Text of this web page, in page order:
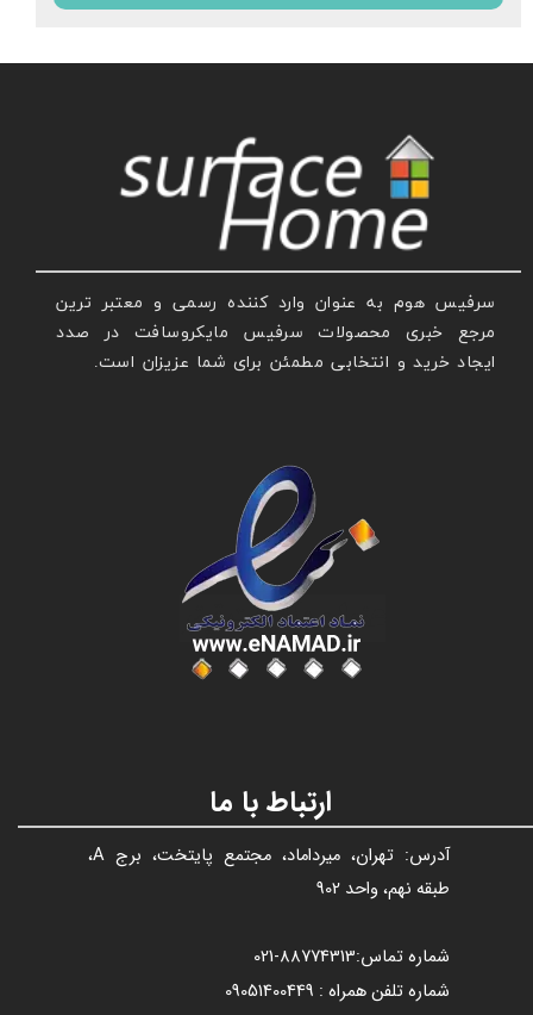
سرفیس هوم به عنوان وارد کننده رسمی و معتبر ترین
مرجع خبری محصولات سرفیس مایکروسافت در صدد
ایجاد خرید و انتخابی مطمئن برای شما عزیزان است.
عنوان با فونت تیتر
آدرس: تهران، میرداماد، مجتمع پایتخت، برج A،
طبقه نهم، واحد 902
شماره تماس:88774313​​​​​​​
-021​​​​​​​
شماره تلفن همراه : 09051400449
ارتباط با ما